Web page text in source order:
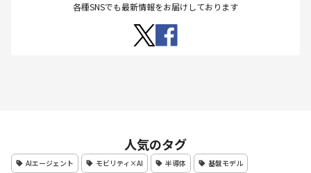
各種SNSでも最新情報をお届けしております
人気のタグ
AIエージェント モビリティ×AI 半導体
基盤モデル